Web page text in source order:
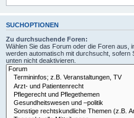
SUCHOPTIONEN
Zu durchsuchende Foren:
Wählen Sie das Forum oder die Foren aus,
werden automatisch mit durchsucht, sofern
unten nicht deaktivieren.